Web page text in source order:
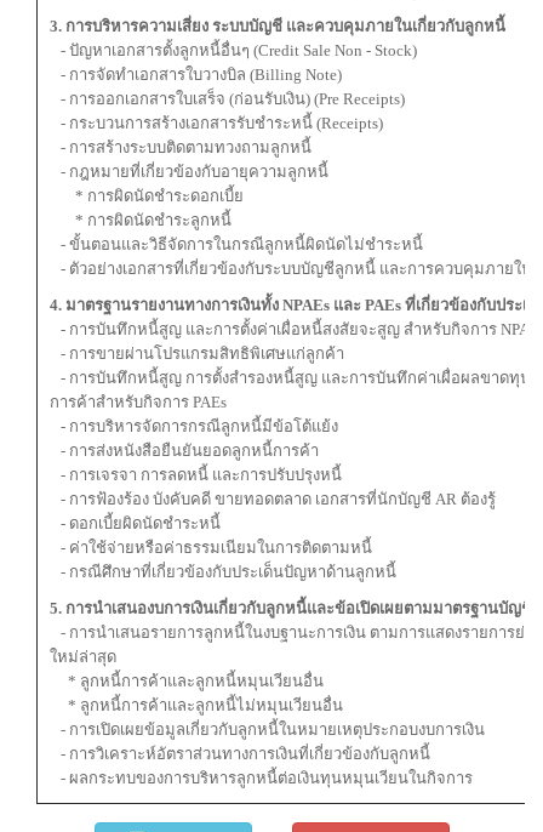
3. การบริหารความเสี่ยง ระบบบัญชี และควบคุมภายในเกี่ยวกับลูกหนี้
- ปัญหาเอกสารตั้งลูกหนี้อื่นๆ (Credit Sale Non - Stock)
- การจัดทำเอกสารใบวางบิล (Billing Note)
- การออกเอกสารใบเสร็จ (ก่อนรับเงิน) (Pre Receipts)
- กระบวนการสร้างเอกสารรับชำระหนี้ (Receipts)
- การสร้างระบบติดตามทวงถามลูกหนี้
- กฎหมายที่เกี่ยวข้องกับอายุความลูกหนี้
* การผิดนัดชำระดอกเบี้ย
* การผิดนัดชำระลูกหนี้
- ขั้นตอนและวิธีจัดการในกรณีลูกหนี้ผิดนัดไม่ชำระหนี้
- ตัวอย่างเอกสารที่เกี่ยวข้องกับระบบบัญชีลูกหนี้ และการควบคุมภายใน
4. มาตรฐานรายงานทางการเงินทั้ง NPAEs และ PAEs ที่เกี่ยวข้องกับประ
- การบันทึกหนี้สูญ และการตั้งค่าเผื่อหนี้สงสัยจะสูญ สำหรับกิจการ
- การขายผ่านโปรแกรมสิทธิพิเศษแก่ลูกค้า
- การบันทึกหนี้สูญ การตั้งสำรองหนี้สูญ และการบันทึกค่าเผื่อผลขาดทุน
การค้าสำหรับกิจการ PAEs
- การบริหารจัดการกรณีลูกหนี้มีข้อโต้แย้ง
- การส่งหนังสือยืนยันยอดลูกหนี้การค้า
- การเจรจา การลดหนี้ และการปรับปรุงหนี้
- การฟ้องร้อง บังคับคดี ขายทอดตลาด เอกสารที่นักบัญชี AR ต้องรู้
- ดอกเบี้ยผิดนัดชำระหนี้
- ค่าใช้จ่ายหรือค่าธรรมเนียมในการติดตามหนี้
- กรณีศึกษาที่เกี่ยวข้องกับประเด็นปัญหาด้านลูกหนี้
5. การนำเสนองบการเงินเกี่ยวกับลูกหนี้และข้อเปิดเผยตามมาตรฐานบัญชี
- การนำเสนอรายการลูกหนี้ในงบฐานะการเงิน ตามการแสดงรายการ
ใหม่ล่าสุด
* ลูกหนี้การค้าและลูกหนี้หมุนเวียนอื่น
* ลูกหนี้การค้าและลูกหนี้ไม่หมุนเวียนอื่น
- การเปิดเผยข้อมูลเกี่ยวกับลูกหนี้ในหมายเหตุประกอบงบการเงิน
- การวิเคราะห์อัตราส่วนทางการเงินที่เกี่ยวข้องกับลูกหนี้
- ผลกระทบของการบริหารลูกหนี้ต่อเงินทุนหมุนเวียนในกิจการ